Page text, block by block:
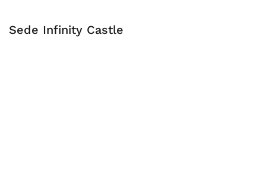
Sede Infinity Castle